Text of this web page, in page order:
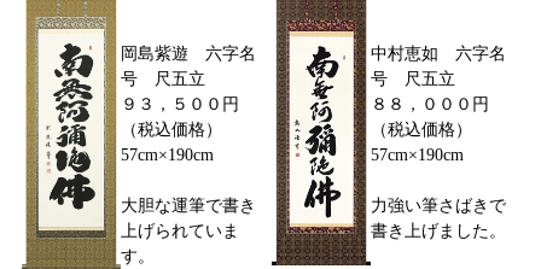
岡島紫遊 六字名
号 尺五立
９３，５００円
（税込価格）
57cm×190cm
大胆な運筆で書き
上げられていま
す。
中村恵如 六字名
号 尺五立
８８，０００円
（税込価格）
57cm×190cm
力強い筆さばきで
書き上げました。